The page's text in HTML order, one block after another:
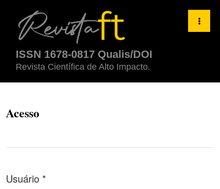
Acesso
ISSN 1678-0817 Qualis/DOI
Revista Científica de Alto Impacto.
Acesso
Usuário *